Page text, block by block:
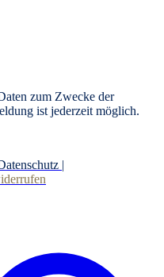
zum Zwecke der
ist jederzeit möglich.
|